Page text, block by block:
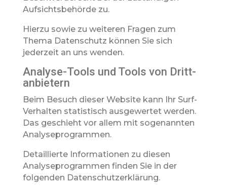
Aufsichtsbehörde zu.
Hierzu sowie zu weiteren Fragen zum
Thema Datenschutz können Sie sich
jederzeit an uns wenden.
Analyse-Tools und Tools von Dritt­
anbietern
Beim Besuch dieser Website kann Ihr Surf-
Verhalten statistisch ausgewertet werden.
Das geschieht vor allem mit sogenannten
Analyseprogrammen.
Detaillierte Informationen zu diesen
Analyseprogrammen finden Sie in der
folgenden Datenschutzerklärung.